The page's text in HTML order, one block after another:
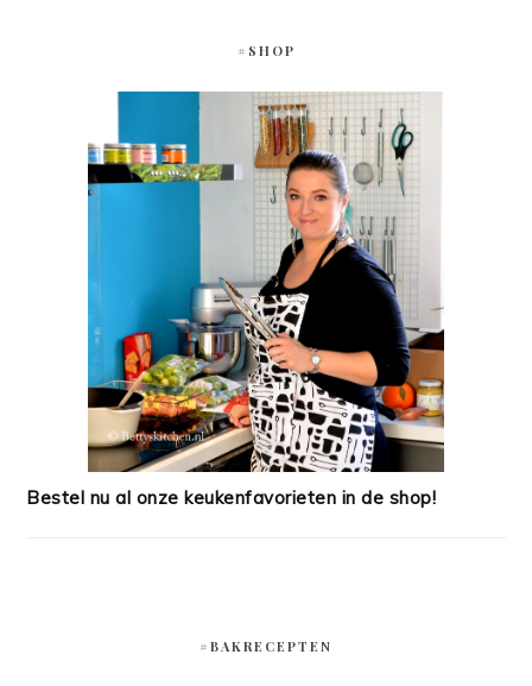
#SHOP
Bestel nu al onze keukenfavorieten in de shop!
#BAKRECEPTEN